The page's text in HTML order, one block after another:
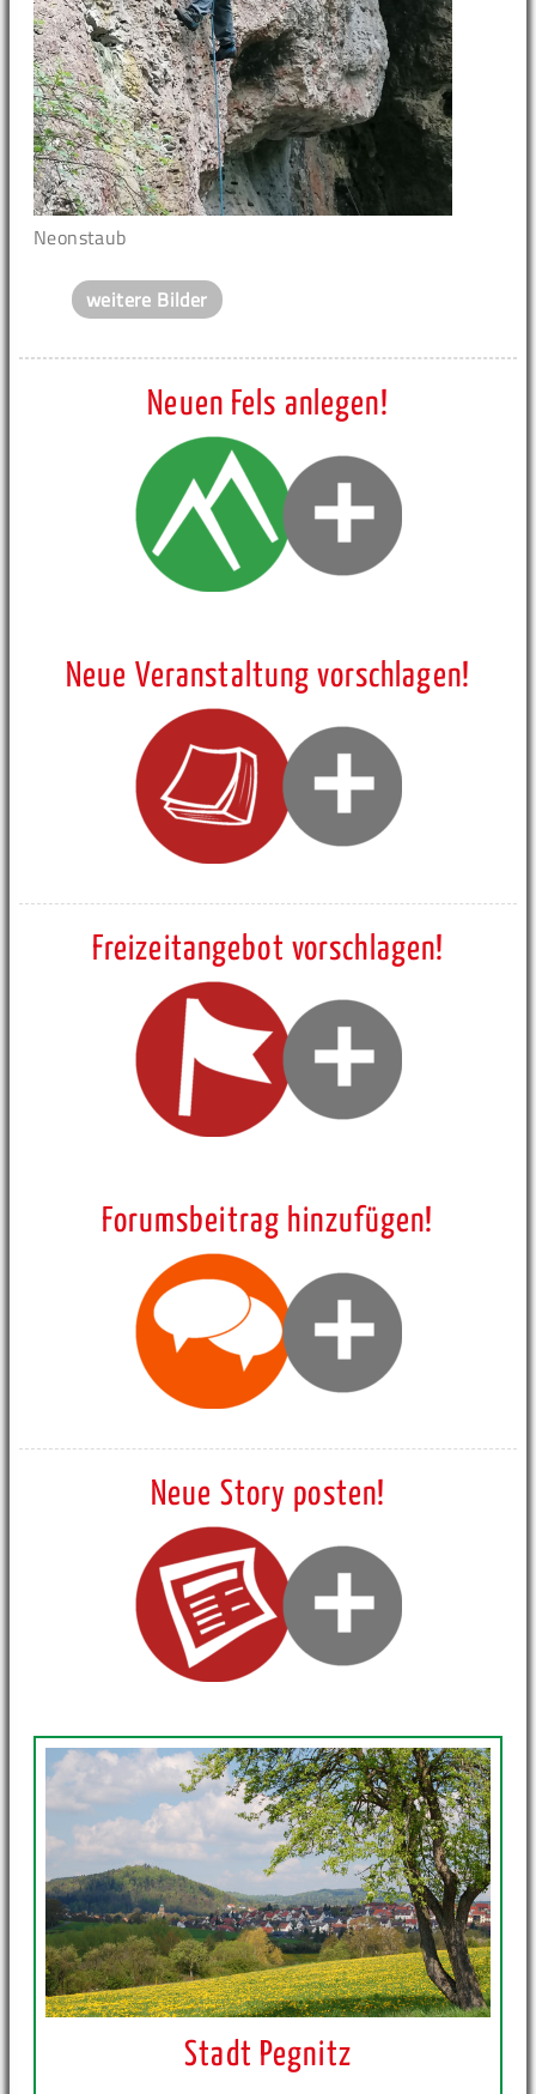
Neonstaub
weitere Bilder
Neuen Fels anlegen!
Neue Veranstaltung vorschlagen!
Freizeitangebot vorschlagen!
Forumsbeitrag hinzufügen!
Neue Story posten!
Stadt Pegnitz